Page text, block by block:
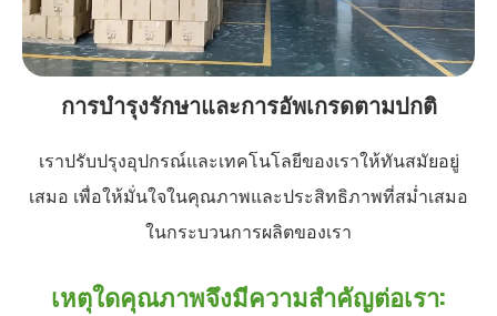
การบำรุงรักษาและการอัพเกรดตามปกติ
เราปรับปรุงอุปกรณ์และเทคโนโลยีของเราให้ทันสมัยอยู่
เสมอ เพื่อให้มั่นใจในคุณภาพและประสิทธิภาพที่สม่ำเสมอ
ในกระบวนการผลิตของเรา
เหตุใดคุณภาพจึงมีความสำคัญต่อเรา: